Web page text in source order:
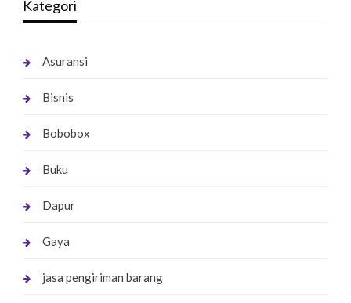
Kategori
Asuransi
Bisnis
Bobobox
Buku
Dapur
Gaya
jasa pengiriman barang